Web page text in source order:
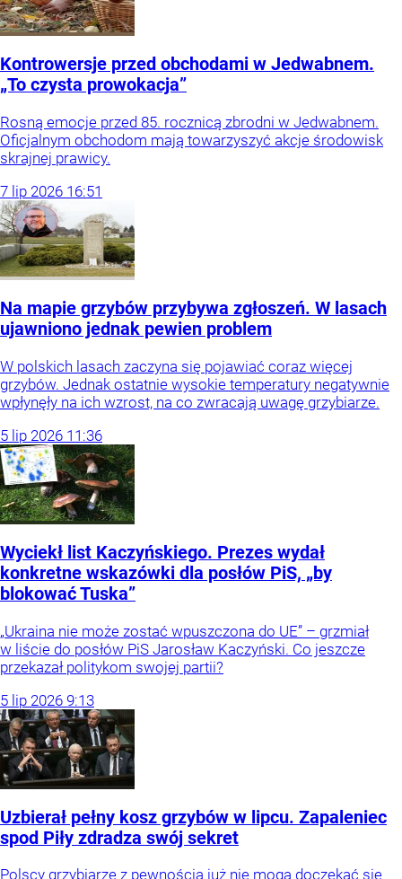
Kontrowersje przed obchodami w Jedwabnem.
„To czysta prowokacja”
Rosną emocje przed 85. rocznicą zbrodni w Jedwabnem.
Oficjalnym obchodom mają towarzyszyć akcje środowisk
skrajnej prawicy.
7 lip 2026 16:51
Na mapie grzybów przybywa zgłoszeń. W lasach
ujawniono jednak pewien problem
W polskich lasach zaczyna się pojawiać coraz więcej
grzybów. Jednak ostatnie wysokie temperatury negatywnie
wpłynęły na ich wzrost, na co zwracają uwagę grzybiarze.
5 lip 2026 11:36
Wyciekł list Kaczyńskiego. Prezes wydał
konkretne wskazówki dla posłów PiS, „by
blokować Tuska”
„Ukraina nie może zostać wpuszczona do UE” – grzmiał
w liście do posłów PiS Jarosław Kaczyński. Co jeszcze
przekazał politykom swojej partii?
5 lip 2026 9:13
Uzbierał pełny kosz grzybów w lipcu. Zapaleniec
spod Piły zdradza swój sekret
Polscy grzybiarze z pewnością już nie mogą doczekać się